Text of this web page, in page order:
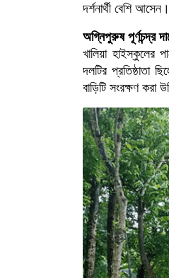
দর্শনার্থী বেশি আসেন।
অগ্নিপুরুষ পূর্ণচন্দ্র
খালিয়া হাইস্কুলের
দলটির প্রতিষ্ঠাতা
বাড়িটি সংরক্ষণ করা